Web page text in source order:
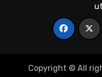
Copyright © All